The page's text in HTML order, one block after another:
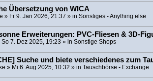
Übersetzung von WICA
» Fr 9. Jan 2026, 21:37 » in Sonstiges - Anything else
Erweiterungen: PVC-Fliesen & 3D-
So 7. Dez 2025, 19:23 » in Sonstige Shops
Suche und biete verschiedenes zum
» Mi 6. Aug 2025, 10:32 » in Tauschbörse - Exchange